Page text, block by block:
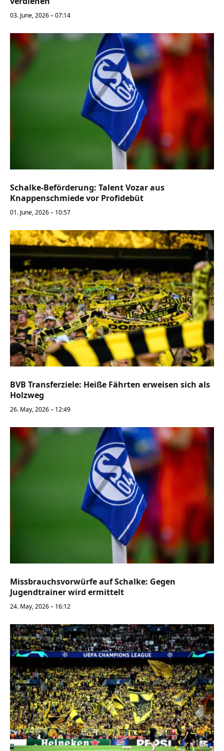
03. June, 2026 – 07:14
Schalke-Beförderung: Talent Vozar aus
Knappenschmiede vor Profidebüt
01. June, 2026 – 10:57
BVB Transferziele: Heiße Fährten erweisen sich als
Holzweg
26. May, 2026 – 12:49
Missbrauchsvorwürfe auf Schalke: Gegen
Jugendtrainer wird ermittelt
24. May, 2026 – 16:12